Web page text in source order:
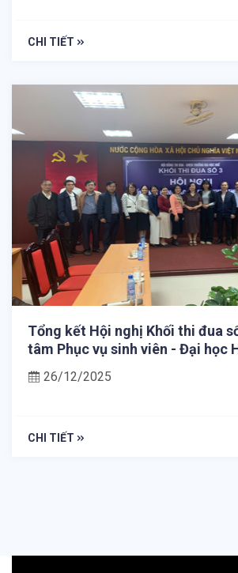
CHI TIẾT
Tổng kết Hội nghị Khối thi đua
tâm Phục vụ sinh viên - Đại học
26/12/2025
CHI TIẾT